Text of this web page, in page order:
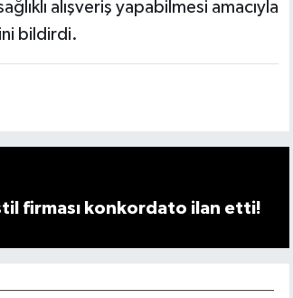
alışveriş yapabilmesi amacıyla
bildirdi.
firması konkordato ilan etti!